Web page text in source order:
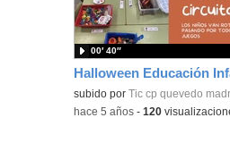
subido por Tic cp quevedo
00′ 40″
-hace 5 años -120